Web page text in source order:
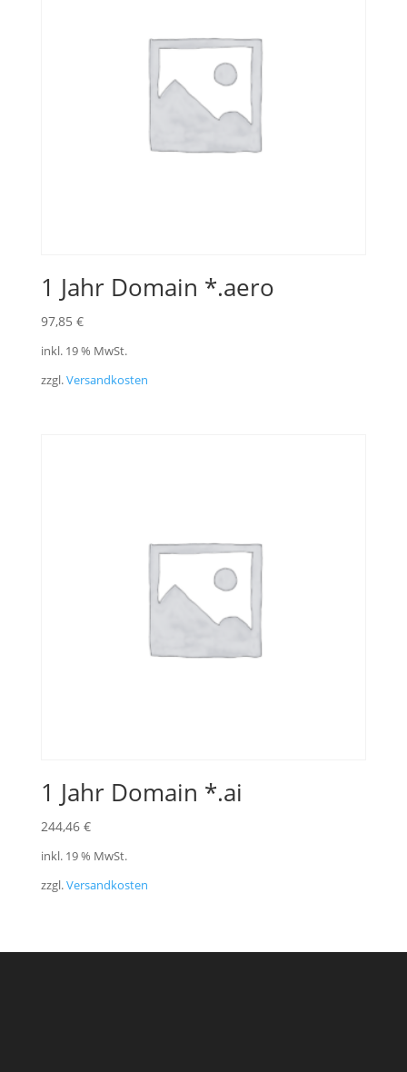
1 Jahr Domain *.aero
97,85 €
inkl. 19 % MwSt.
zzgl.Versandkosten
1 Jahr Domain *.ai
244,46 €
inkl. 19 % MwSt.
zzgl.Versandkosten